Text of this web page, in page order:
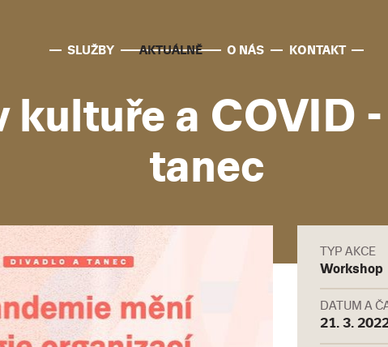
SLUŽBY AKTUÁLNĚ O NÁS KONTAKT
kultuře a COVID
tanec
TYP AKCE
Workshop
DATUM A
21. 3.